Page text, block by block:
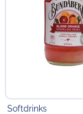
Softdrinks